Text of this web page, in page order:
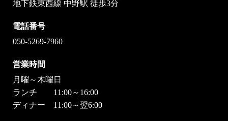
地下鉄東西線 中野駅 徒歩3分
電話番号
050-5269-7960
営業時間
月曜～木曜日
ランチ 11:00～16:00
ディナー 11:00～翌6:00